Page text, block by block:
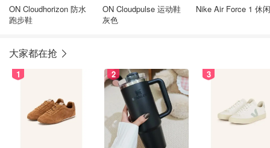
ON Cloudhorizon 防水
跑步鞋
ON Cloudpulse 运动鞋
灰色
Nike Air Force 1 休
大家都在抢
1 2 3